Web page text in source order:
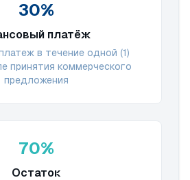
30%
платёж
в течение одной (1)
принятия коммерческого
предложения
70%
Остаток